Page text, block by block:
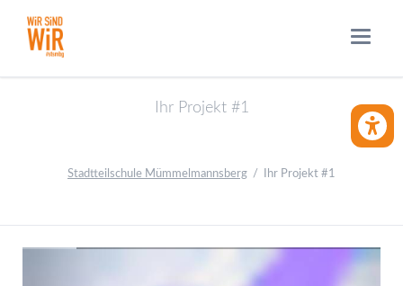
Ihr Projekt #1
Stadtteilschule Mümmelmannsberg Ihr Projekt #1